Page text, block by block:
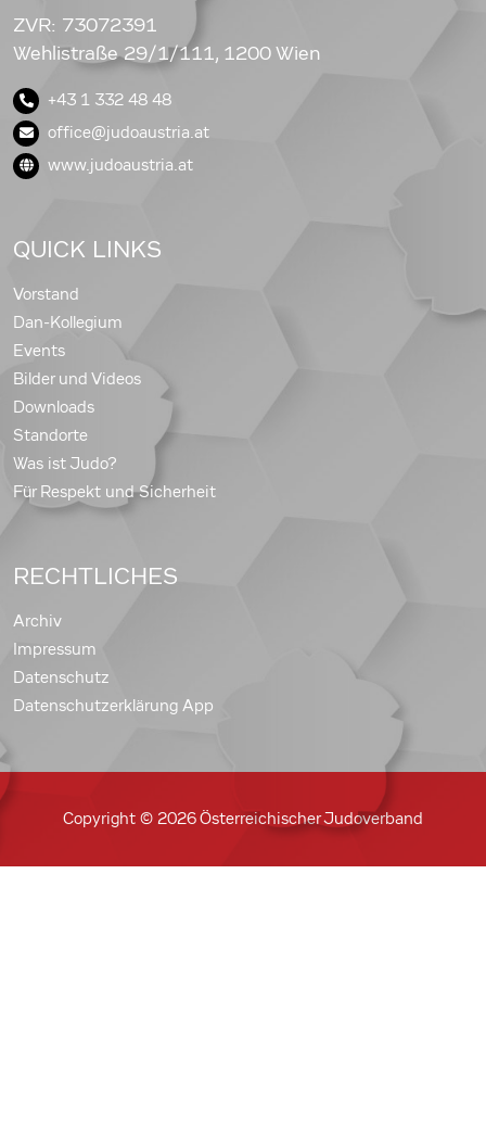
ZVR: 73072391
Wehlistraße 29/1/111, 1200 Wien
+43 1 332 48 48
office@judoaustria.at
www.judoaustria.at
QUICK LINKS
Vorstand
Dan-Kollegium
Events
Bilder und Videos
Downloads
Standorte
Was ist Judo?
Für Respekt und Sicherheit
RECHTLICHES
Archiv
Impressum
Datenschutz
Datenschutzerklärung App
Copyright © 2026 Österreichischer Judoverband